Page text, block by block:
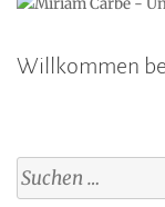
Willkommen
Suchen
nach: